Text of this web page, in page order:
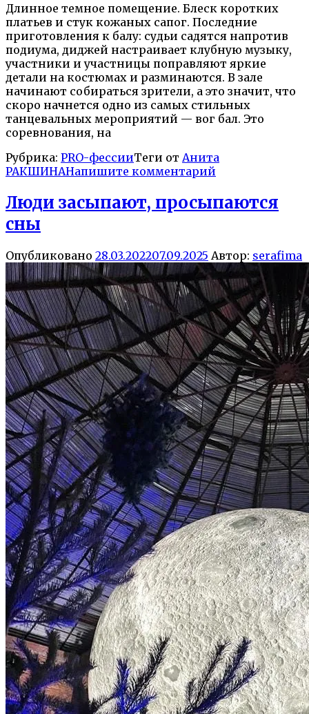
Длинное темное помещение. Блеск коротких
платьев и стук кожаных сапог. Последние
приготовления к балу: судьи садятся напротив
подиума, диджей настраивает клубную музыку,
участники и участницы поправляют яркие
детали на костюмах и разминаются. В зале
начинают собираться зрители, а это значит, что
скоро начнется одно из самых стильных
танцевальных мероприятий — вог бал. Это
соревнования, на
Рубрика: PRO-фессииТеги от Анита
РАКШИНАНапишите комментарий
Люди засыпают, просыпаются
сны
Опубликовано 28.03.202207.09.2025 Автор: serafima